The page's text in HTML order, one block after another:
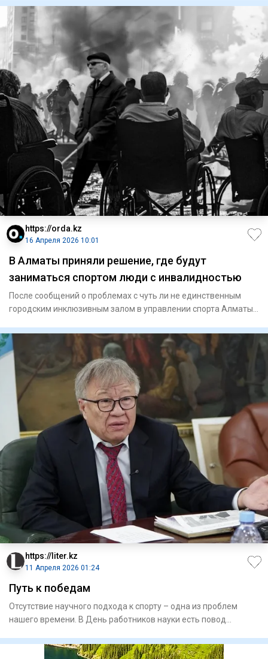
https://orda.kz
16 Апреля 2026 10:01
В Алматы приняли решение, где будут
заниматься спортом люди с инвалидностью
После сообщений о проблемах с чуть ли не единственным
городским инклюзивным залом в управлении спорта Алматы
https://liter.kz
11 Апреля 2026 01:24
Путь к победам
Отсутствие научного подхода к спорту – одна из проблем
нашего времени. В День работников науки есть повод